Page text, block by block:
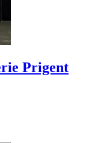
Prigent